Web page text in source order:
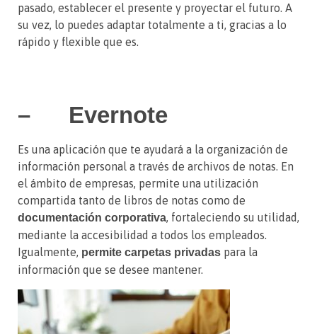
pasado, establecer el presente y proyectar el futuro. A
su vez, lo puedes adaptar totalmente a ti, gracias a lo
rápido y flexible que es.
– Evernote
Es una aplicación que te ayudará a la organización de
información personal a través de archivos de notas. En
el ámbito de empresas, permite una utilización
compartida tanto de libros de notas como de
documentación corporativa, fortaleciendo su utilidad,
mediante la accesibilidad a todos los empleados.
Igualmente, permite carpetas privadas para la
información que se desee mantener.